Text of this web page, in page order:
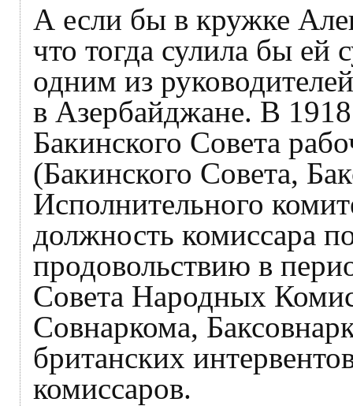
А если бы в кружке
что тогда сулила бы
одним из
в Азербайджане. В 1918
Бакинского Совета
(Бакинского Совета,
Исполнительного
должность комиссара
продовольствию в
Совета Народных
Совнаркома,
британских
комиссаров.